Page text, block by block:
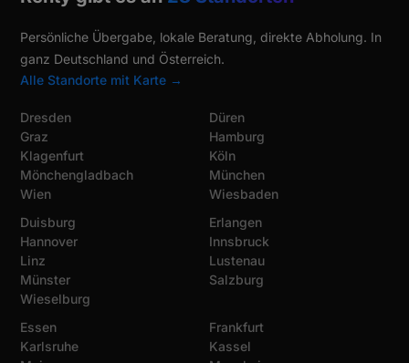
Persönliche Übergabe, lokale Beratung, direkte Abholung. In
ganz Deutschland und Österreich.
Alle Standorte mit Karte →
Dresden
Graz
Klagenfurt
Mönchengladbach
Wien
Düren
Hamburg
Köln
München
Wiesbaden
Duisburg
Hannover
Linz
Münster
Wieselburg
Erlangen
Innsbruck
Lustenau
Salzburg
Essen
Karlsruhe
Frankfurt
Kassel